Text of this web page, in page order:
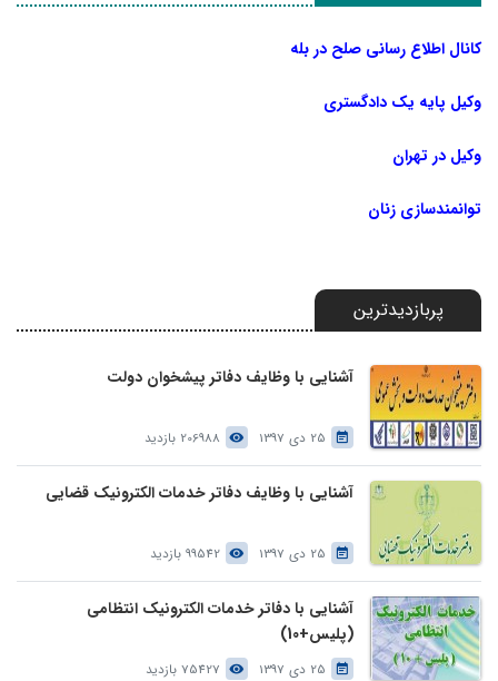
کانال اطلاع رسانی صلح در بله
وکیل پایه یک دادگستری
وکیل در تهران
توانمندسازی زنان
پربازدیدترین
آشنایی با وظایف دفاتر پیشخوان دولت
25 دی 1397 206988 بازدید
آشنایی با وظایف دفاتر خدمات الکترونیک قضایی
25 دی 1397 99542 بازدید
آشنایی با دفاتر خدمات الکترونیک انتظامی
(پلیس+10)
25 دی 1397 75427 بازدید